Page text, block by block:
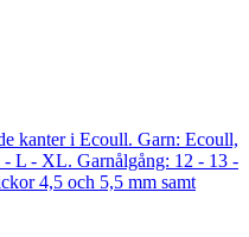
kanter i Ecoull. Garn: Ecoull,
L - XL. Garnålgång: 12 - 13 -
4,5 och 5,5 mm samt